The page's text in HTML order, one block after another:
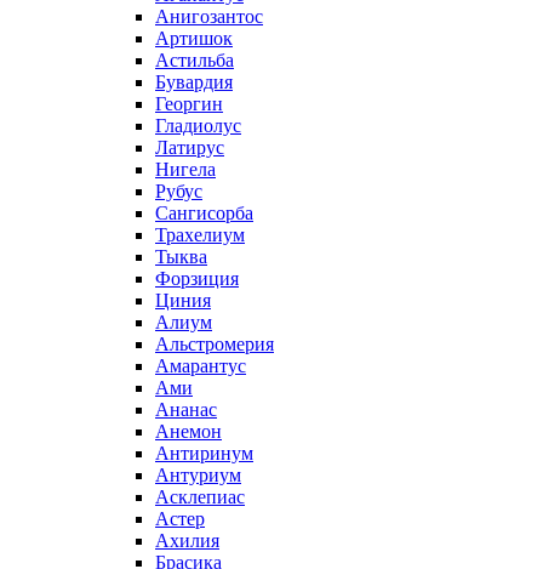
Анигозантос
Артишок
Астильба
Бувардия
Георгин
Гладиолус
Латирус
Нигела
Рубус
Сангисорба
Трахелиум
Тыква
Форзиция
Циния
Алиум
Альстромерия
Амарантус
Ами
Ананас
Анемон
Антиринум
Антуриум
Асклепиас
Астер
Ахилия
Брасика